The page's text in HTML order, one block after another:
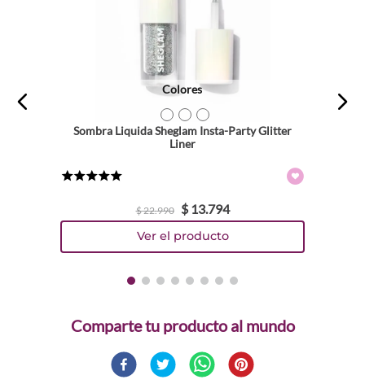
Colores
Sombra Liquida Sheglam Insta-Party Glitter
Liner
$22.990 $ 13.794
Comparte